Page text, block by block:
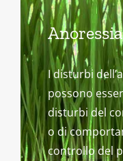
I disturbi
possono
disturbi del
o di
controllo del